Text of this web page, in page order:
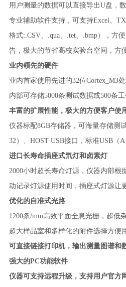
用户测量的数据可以直接导出U盘，
专业辅助软件支持，可支持Excel、
格式:.CSV、.qua、.tet、.bmp），方
告，极大的节省高校实验台空间，方
业内领先的硬件
业内首家使用先进的32位Cortex_M3
内部可存储5000条测试数据或500条工
丰富的扩展性能，极大的方便客户使
仪器标配8GB存储器，可海量存储测
32）、HOST USB接口，标准USB（A
进口长寿命插座式氘灯和卤素灯
2000小时超长寿命灯源，仪器内部根
动记录灯源使用时间，插座式灯源让
优化的自准式光路
1200条/mm高效平面全息光栅，超低
超大样品室和多样化的附件选择方便
可直接链接打印机，输出测量图谱和
强大的PC功能软件
仪器可支持远程升级，支持用户官方